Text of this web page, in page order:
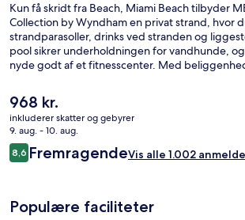
Kun få skridt fra Beach, Miami Beach tilbyder
Collection by Wyndham en privat strand, hvor
strandparasoller, drinks ved stranden og
pool sikrer underholdningen for vandhunde,
nyde godt af et fitnesscenter. Med
morgenmad og frokost. Andre højdepunkter
barer/lounger, en bar ved poolen og en
kun godt at sige om stedets pool og
Den
nuværende
pris
er
968 kr.
968 kr.
inkluderer skatter og gebyrer
9. aug. - 10. aug.
Anmeldelser
8,68,6 ud af 10.
FremragendeVis alle 1.002
Populære faciliteter